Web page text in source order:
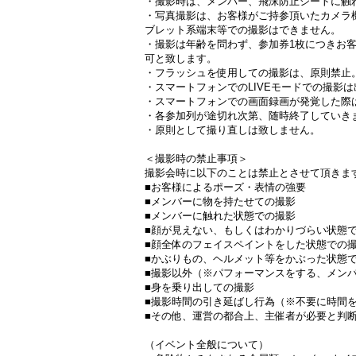
・写真撮影は、お客様がご持参頂いたカメ
ブレット系端末等での撮影はできません。
・撮影は年齢を問わず、参加券1枚につき
可と致します。
・フラッシュを使用しての撮影は、原則禁
・スマートフォンでのLIVEモードでの撮影
・スマートフォンでの画面録画が発覚した
・各参加列が途切れ次第、随時終了してい
・原則として撮り直しは致しません。
＜撮影時の禁止事項＞
撮影会時に以下のことは禁止とさせて頂きま
■お客様によるポーズ・表情の強要
■メンバーに物を持たせての撮影
■メンバーに触れた状態での撮影
■顔が見えない、もしくはわかりづらい状態
■顔全体のフェイスペイントをした状態での
■かぶりもの、ヘルメット等をかぶった状態
■撮影以外（※パフォーマンスをする、メン
■身を乗り出しての撮影
■撮影時間の引き延ばし行為（※不要に時間
■その他、運営の都合上、主催者が必要と判
（イベント全般について）